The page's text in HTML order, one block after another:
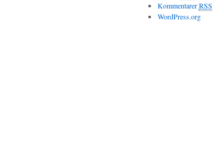
KommentarerRSS
WordPress.org